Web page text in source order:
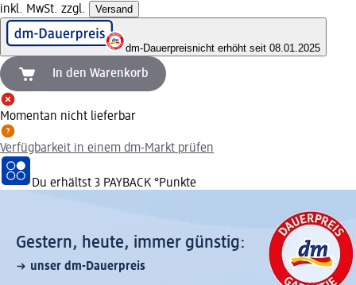
inkl. MwSt. zzgl. Versand
dm-Dauerpreisnicht erhöht seit 08.01.2025
In den Warenkorb
Momentan nicht lieferbar
Verfügbarkeit in einem dm-Markt prüfen
Du erhältst 3 PAYBACK °Punkte
Gestern, heute, immer günstig:
unser dm-Dauerpreis